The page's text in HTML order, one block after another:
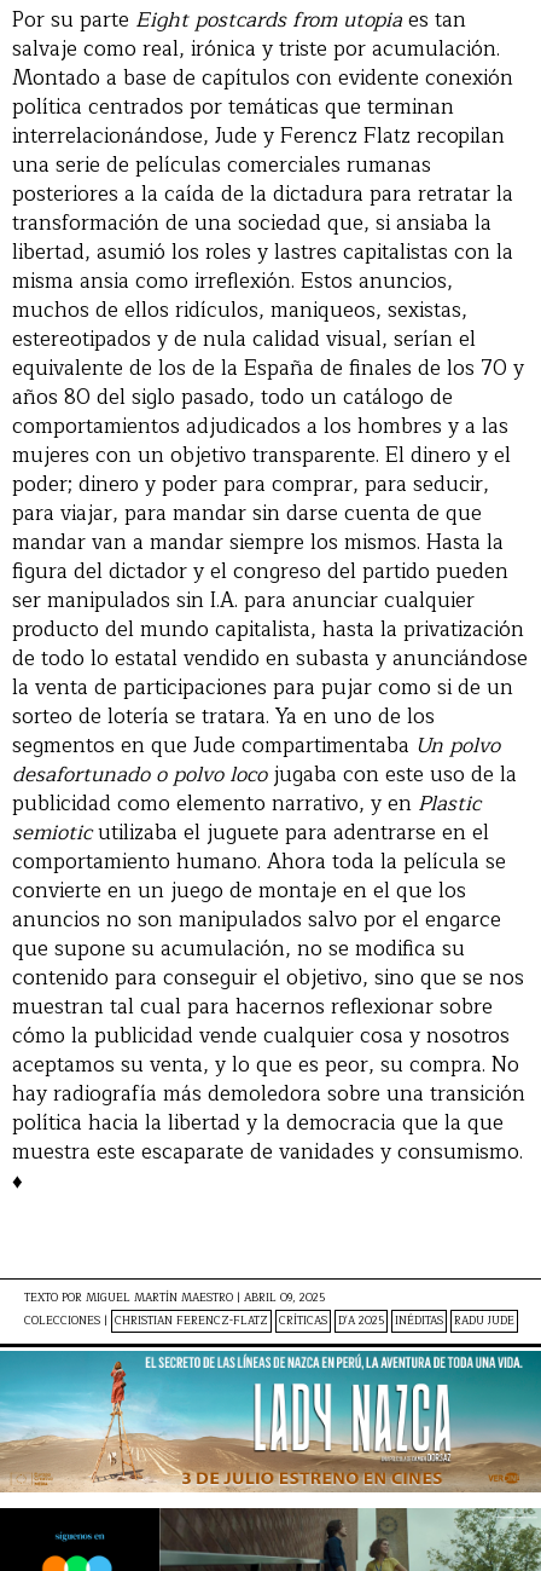
Por su parte Eight postcards from utopiaes tan
salvaje como real, irónica y triste por acumulación.
Montado a base de capítulos con evidente conexión
política centrados por temáticas que terminan
interrelacionándose, Jude y Ferencz Flatz recopilan
una serie de películas comerciales rumanas
posteriores a la caída de la dictadura para retratar la
transformación de una sociedad que, si ansiaba la
libertad, asumió los roles y lastres capitalistas con la
misma ansia como irreflexión. Estos anuncios,
muchos de ellos ridículos, maniqueos, sexistas,
estereotipados y de nula calidad visual, serían el
equivalente de los de la España de finales de los 70 y
años 80 del siglo pasado, todo un catálogo de
comportamientos adjudicados a los hombres y a las
mujeres con un objetivo transparente. El dinero y el
poder; dinero y poder para comprar, para seducir,
para viajar, para mandar sin darse cuenta de que
mandar van a mandar siempre los mismos. Hasta la
figura del dictador y el congreso del partido pueden
ser manipulados sin I.A. para anunciar cualquier
producto del mundo capitalista, hasta la privatización
de todo lo estatal vendido en subasta y anunciándose
la venta de participaciones para pujar como si de un
sorteo de lotería se tratara. Ya en uno de los
segmentos en que Jude compartimentaba Un polvo
desafortunado o polvo locojugaba con este uso de la
publicidad como elemento narrativo, y en Plastic
semioticutilizaba el juguete para adentrarse en el
comportamiento humano. Ahora toda la película se
convierte en un juego de montaje en el que los
anuncios no son manipulados salvo por el engarce
que supone su acumulación, no se modifica su
contenido para conseguir el objetivo, sino que se nos
muestran tal cual para hacernos reflexionar sobre
cómo la publicidad vende cualquier cosa y nosotros
aceptamos su venta, y lo que es peor, su compra. No
hay radiografía más demoledora sobre una transición
política hacia la libertad y la democracia que la que
muestra este escaparate de vanidades y consumismo.
♦
TEXTO POR MIGUEL MARTÍN MAESTRO | ABRIL 09, 2025
COLECCIONES | CHRISTIAN FERENCZ-FLATZ CRÍTICAS D'A 2025 INÉDITAS RADU JUDE